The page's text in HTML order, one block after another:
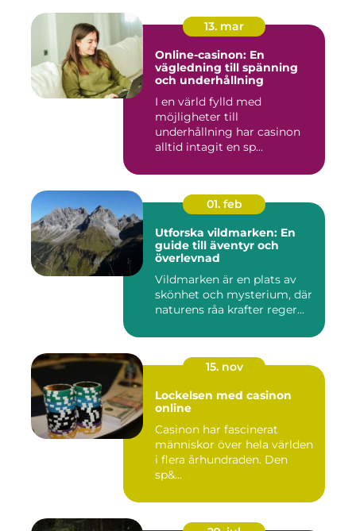
13. mar
Online-casinon: En
vägledning till spänning
och underhållning
I en värld fylld med
möjligheter till
underhållning har casinon
alltid intagit en sp...
01. feb
Utforska vildmarken: En
guide till äventyr och
överlevnad
Vildmarken är en plats av
skönhet och mysterium, där
naturens råa krafter reger...
15. nov
Lockelsen med casinon
online
Casinon har fascinerat
människor över hela världen
i flera århundraden. Den
sp&...